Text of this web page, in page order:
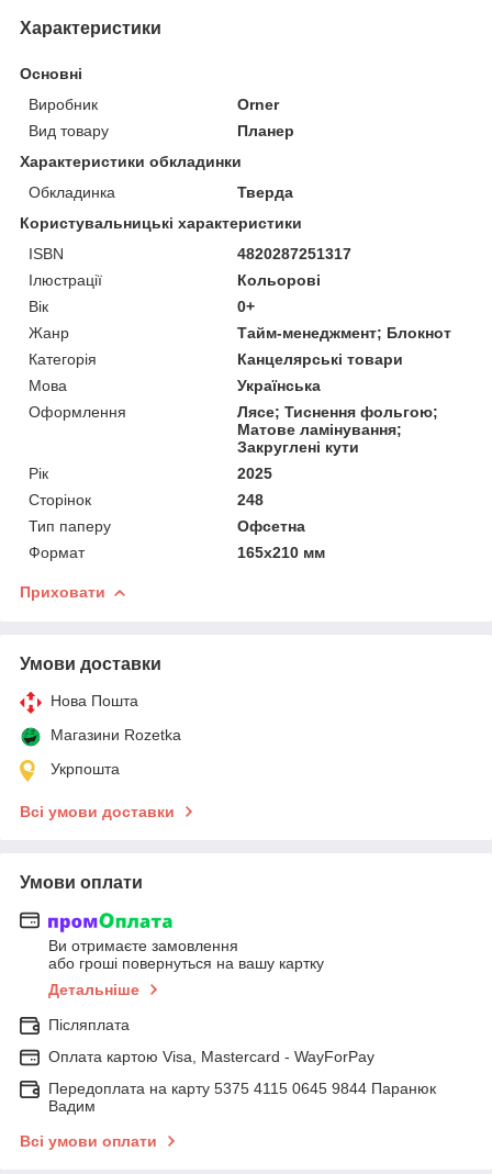
Характеристики
Основні
Виробник
Orner
Вид товару
Планер
Характеристики обкладинки
Обкладинка
Тверда
Користувальницькі характеристики
ISBN
4820287251317
Ілюстрації
Кольорові
Вік
0+
Жанр
Тайм-менеджмент; Блокнот
Категорія
Канцелярські товари
Мова
Українська
Оформлення
Лясе; Тиснення фольгою;
Матове ламінування;
Закруглені кути
Рік
2025
Сторінок
248
Тип паперу
Офсетна
Формат
165х210 мм
Приховати
Умови доставки
Нова Пошта
Магазини Rozetka
Укрпошта
Всі умови доставки
Умови оплати
Ви отримаєте замовлення
або гроші повернуться на вашу картку
Детальніше
Післяплата
Оплата картою Visa, Mastercard - WayForPay
Передоплата на карту 5375 4115 0645 9844 Паранюк
Вадим
Всі умови оплати